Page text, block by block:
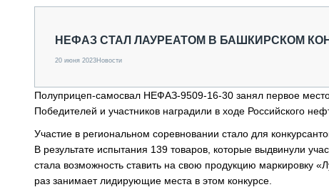
ОБЗОР РЫНКА
ТЕХНИКА КРУПНЫМ ПЛАНОМ
ТЕХНОЛОГИИ
ДОРОЖНАЯ ИНДУСТРИЯ
СЕРВИСМЕНЫ
НЕФАЗ СТАЛ ЛАУРЕАТОМ В БАШКИРСКОМ
20 июня 2023Новости
Полуприцеп-самосвал НЕФАЗ-9509-16-30 занял первое
Победителей и участников наградили в ходе Российского
Участие в региональном соревновании стало для
В результате испытания 139 товаров, которые выдвинули
стала возможность ставить на свою продукцию
раз занимает лидирующие места в этом конкурсе.